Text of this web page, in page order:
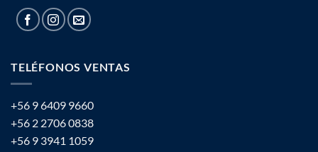
TELÉFONOS VENTAS
+56 9 6409 9660
+56 2 2706 0838
+56 9 3941 1059